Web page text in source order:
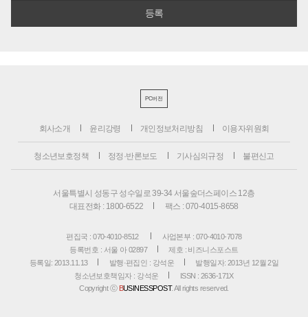
PC버전
회사소개 윤리강령 개인정보처리방침 이용자위원회
청소년보호정책 정정·반론보도 기사심의규정 불편신고
서울특별시 성동구 성수일로 39-34 서울숲더스페이스 12층
대표전화 : 1800-6522
팩스 : 070-4015-8658
편집국 : 070-4010-8512
사업본부 : 070-4010-7078
등록번호 : 서울 아 02897
제호 : 비즈니스포스트
등록일: 2013.11.13
발행·편집인 : 강석운
발행일자: 2013년 12월 2일
청소년보호책임자 : 강석운
ISSN : 2636-171X
Copyright ⓒ BUSINESSPOST. All rights reserved.